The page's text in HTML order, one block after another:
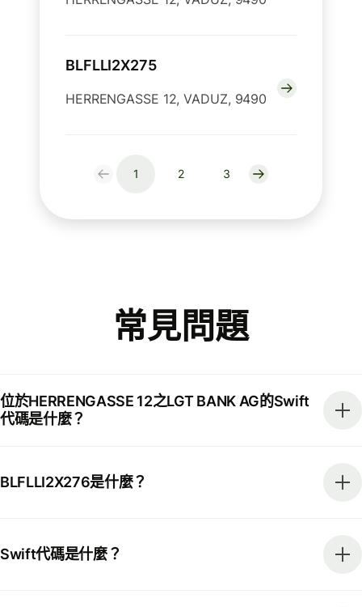
BLFLLI2X275
HERRENGASSE 12, VADUZ, 9490
1 2 3
常見問題
位於HERRENGASSE 12之LGT BANK AG的Swift
代碼是什麼？
BLFLLI2X276是什麼？
Swift代碼是什麼？